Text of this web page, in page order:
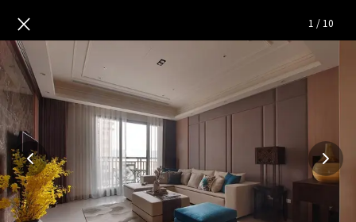
新東風美學 演繹當代風華 —
× 1 / 10